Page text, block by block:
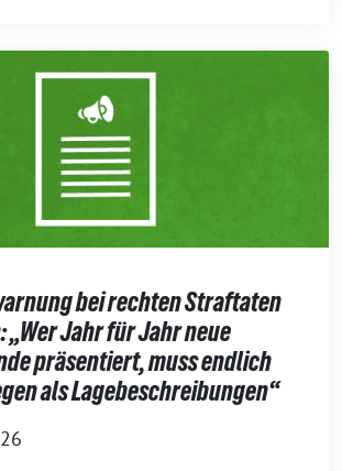
bei rechten Straftaten
„Wer Jahr für Jahr neue
präsentiert, muss endlich
als Lagebeschreibungen“